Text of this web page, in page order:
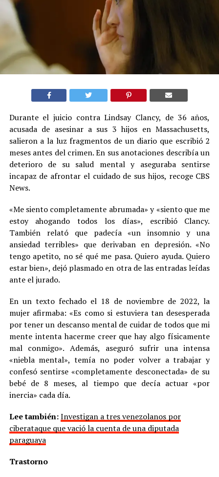
Durante el juicio contra Lindsay Clancy, de 36 años,
acusada de asesinar a sus 3 hijos en Massachusetts,
salieron a la luz fragmentos de un diario que escribió 2
meses antes del crimen. En sus anotaciones describía un
deterioro de su salud mental y aseguraba sentirse
incapaz de afrontar el cuidado de sus hijos, recoge CBS
News.
«Me siento completamente abrumada» y «siento que me
estoy ahogando todos los días», escribió Clancy.
También relató que padecía «un insomnio y una
ansiedad terribles» que derivaban en depresión. «No
tengo apetito, no sé qué me pasa. Quiero ayuda. Quiero
estar bien», dejó plasmado en otra de las entradas leídas
ante el jurado.
En un texto fechado el 18 de noviembre de 2022, la
mujer afirmaba: «Es como si estuviera tan desesperada
por tener un descanso mental de cuidar de todos que mi
mente intenta hacerme creer que hay algo físicamente
mal conmigo». Además, aseguró sufrir una intensa
«niebla mental», temía no poder volver a trabajar y
confesó sentirse «completamente desconectada» de su
bebé de 8 meses, al tiempo que decía actuar «por
inercia» cada día.
Lee también:Investigan a tres venezolanos por
ciberataque que vació la cuenta de una diputada
paraguaya
Trastorno